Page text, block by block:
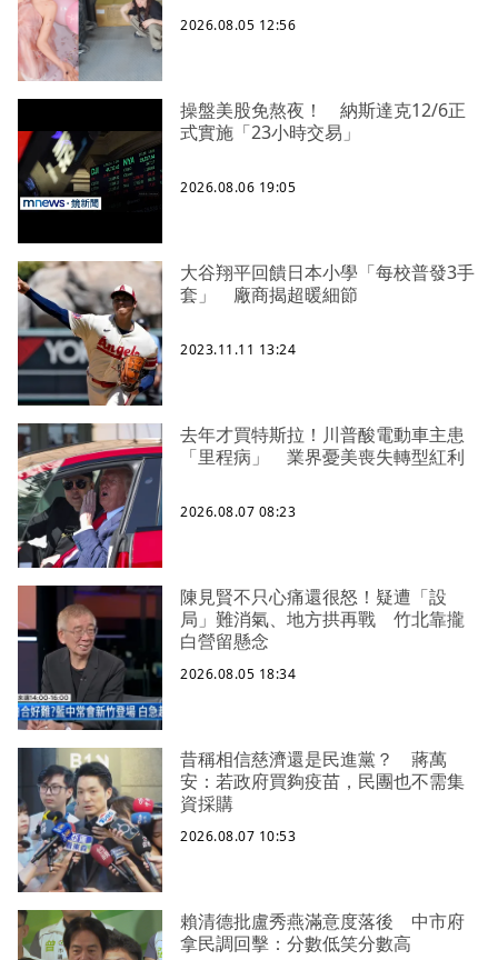
2026.08.05 12:56
操盤美股免熬夜！ 納斯達克12/6正
式實施「23小時交易」
2026.08.06 19:05
大谷翔平回饋日本小學「每校普發3手
套」 廠商揭超暖細節
2023.11.11 13:24
去年才買特斯拉！川普酸電動車主患
「里程病」 業界憂美喪失轉型紅利
2026.08.07 08:23
陳見賢不只心痛還很怒！疑遭「設
局」難消氣、地方拱再戰 竹北靠攏
白營留懸念
2026.08.05 18:34
昔稱相信慈濟還是民進黨？ 蔣萬
安：若政府買夠疫苗，民團也不需集
資採購
2026.08.07 10:53
賴清德批盧秀燕滿意度落後 中市府
拿民調回擊：分數低笑分數高